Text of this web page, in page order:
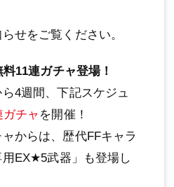
せをご覧ください。
11連ガチャ登場！
4週間、下記スケジュ
チャ を開催！
からは、歴代FFキャラ
EX★5武器」も登場し